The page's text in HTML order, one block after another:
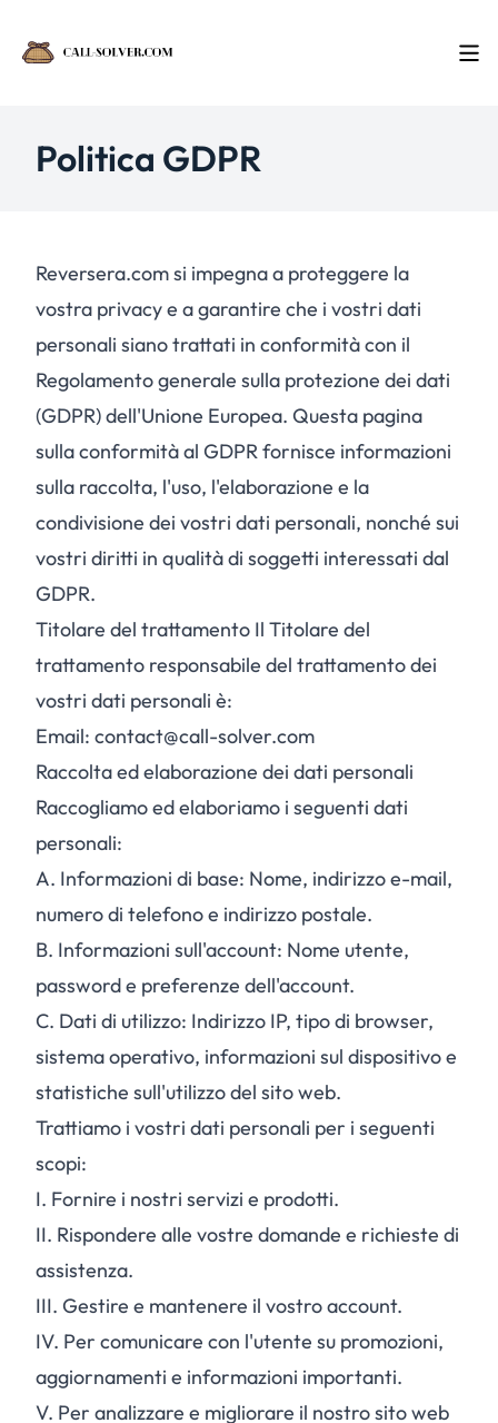
Politica GDPR
Reversera.com si impegna a proteggere la
vostra privacy e a garantire che i vostri dati
personali siano trattati in conformità con il
Regolamento generale sulla protezione dei dati
(GDPR) dell'Unione Europea. Questa pagina
sulla conformità al GDPR fornisce informazioni
sulla raccolta, l'uso, l'elaborazione e la
condivisione dei vostri dati personali, nonché sui
vostri diritti in qualità di soggetti interessati dal
GDPR.
Titolare del trattamento Il Titolare del
trattamento responsabile del trattamento dei
vostri dati personali è:
Email: contact@call-solver.com
Raccolta ed elaborazione dei dati personali
Raccogliamo ed elaboriamo i seguenti dati
personali:
A. Informazioni di base: Nome, indirizzo e-mail,
numero di telefono e indirizzo postale.
B. Informazioni sull'account: Nome utente,
password e preferenze dell'account.
C. Dati di utilizzo: Indirizzo IP, tipo di browser,
sistema operativo, informazioni sul dispositivo e
statistiche sull'utilizzo del sito web.
Trattiamo i vostri dati personali per i seguenti
scopi:
I. Fornire i nostri servizi e prodotti.
II. Rispondere alle vostre domande e richieste di
assistenza.
III. Gestire e mantenere il vostro account.
IV. Per comunicare con l'utente su promozioni,
aggiornamenti e informazioni importanti.
V. Per analizzare e migliorare il nostro sito web